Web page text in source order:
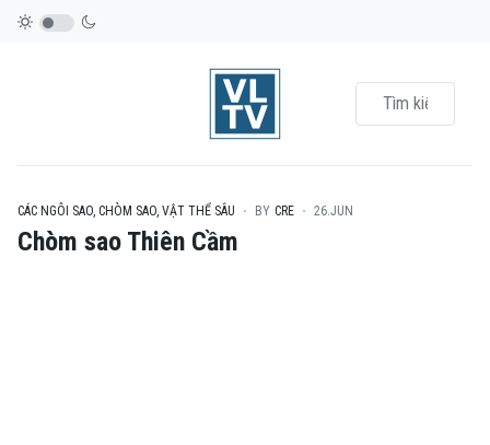
CÁC NGÔI SAO, CHÒM SAO, VẬT THỂ SÂU BY CRE 26.JUN
Chòm sao Thiên Cầm